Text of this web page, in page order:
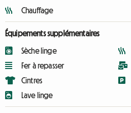
Chauffage
Équipements supplémentaires
Sèche linge
Fer à repasser
Cintres
Lave linge